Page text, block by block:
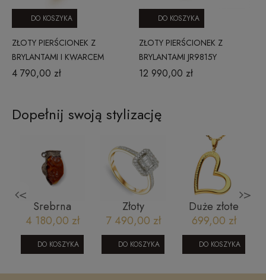
ZŁOTY PIERŚCIONEK Z
BRYLANTAMI I KWARCEM
DYMNYM RR46096SMCHY17
4 790,00 zł
DO KOSZYKA
ZŁOTY PIERŚCIONEK Z
BRYLANTAMI JR9815Y
12 990,00 zł
DO KOSZYKA
Dopełnij swoją stylizację
<
Srebrna
zawieszka z
bursztynem -
dzban
4 180,00 zł
DO KOSZYKA
Złoty
pierścionek
zaręczynowy
bagietka z
brylantami
0,28 ct
7 490,00 zł
DO KOSZYKA
Duże złote
serce
zawieszka -
ramka
699,00 zł
DO KOSZYKA
>